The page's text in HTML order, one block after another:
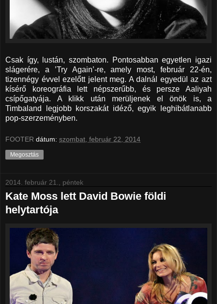
Csak így, lustán, szombaton. Pontosabban egyetlen igazi
slágerére, a ’Try Again’-re, amely most, február 22-én,
tizennégy évvel ezelőtt jelent meg. A dalnál egyedül az azt
kísérő koreográfia lett népszerűbb, és persze Aaliyah
csípőgatyája. A klikk után merüljenek el önök is, a
Timbaland legjobb korszakát idéző, egyik leghibátlanabb
pop-szerzeményben.
FOOTER dátum: szombat, február 22, 2014
Megosztás
2014. február 21., péntek
Kate Moss lett David Bowie földi
helytartója